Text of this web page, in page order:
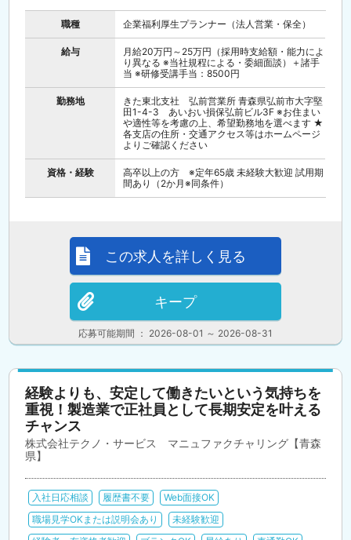
職種 企業福利厚生プランナー（法人営業・保全）
給与
月給20万円～25万円（採用時支給額・能力によ
り異なる ※当社規程による・委細面談）＋諸手
当 ※研修受講手当：8500円
勤務地
きた東北支社 弘前営業所 青森県弘前市大字堅
田1-4-3 あいおい損保弘前ビル3F ※お住まい
や適性等を考慮の上、希望勤務地を選べます ★
各支店の住所・交通アクセス等はホームページ
よりご確認ください
資格・経験
高卒以上の方 ※定年65歳 未経験大歓迎 試用期
間あり（2か月※同条件）
応募可能期間 ： 2026-08-01 ～ 2026-08-31
この求人を詳しく見る
キープ
経験よりも、安定して働きたいという気持ちを
重視！製造業で正社員として長期安定を叶える
チャンス
株式会社テクノ・サービス マニュファクチャリング【青森
県】
入社日応相談 履歴書不要
Web面接OK
職場見学OKまたは説明会あり
未経験歓迎